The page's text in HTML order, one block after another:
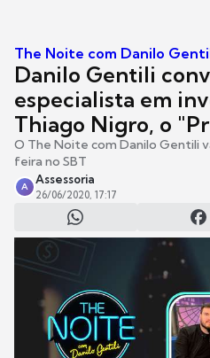
The Noite com Danilo
Danilo Gentili
especialista em
Thiago Nigro, o
O The Noite com Danilo Gentili
feira no SBT
A
Assessoria
26/06/2020, 17:17